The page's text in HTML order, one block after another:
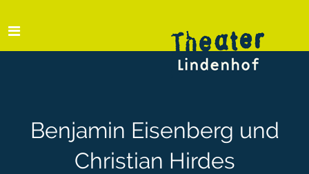
Benjamin Eisenberg und
Christian Hirdes